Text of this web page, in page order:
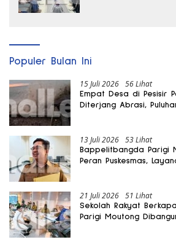
Populer Bulan Ini
15 Juli 2026 56 Lihat
Empat Desa di Pesisir
Diterjang Abrasi,
13 Juli 2026 53 Lihat
Bappelitbangda Parigi
Peran Puskesmas,
21 Juli 2026 51 Lihat
Sekolah Rakyat
Parigi Moutong